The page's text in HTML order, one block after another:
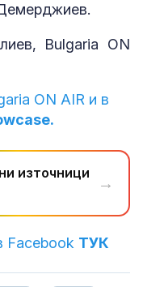
Bulgaria ON
ON AIR и в
източници
→
Facebook ТУК